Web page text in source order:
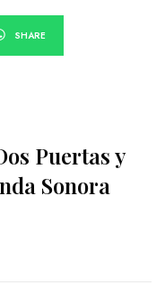
SHARE
Puertas y
Sonora